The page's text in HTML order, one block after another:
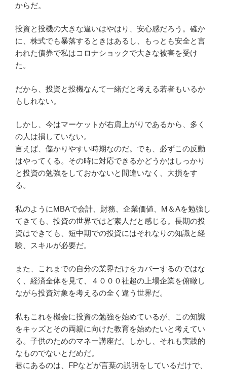
からだ。
投資と投機の大きな違いはやはり、安心感だろう。確か
に、株式でも暴落するときはあるし、もっとも安全と言
われた債券で私はコロナショックで大きな被害を受け
た。
だから、投資と投機なんて一緒だと考える若者もいるか
もしれない。
しかし、今はマーケットが右肩上がりであるから、多く
の人は損していない。
言えば、儲かりやすい時期なのだ。でも、必ずこの反動
はやってくる。その時に対応できるかどうかはしっかり
と投資の勉強をしておかないと間違いなく、大損をす
る。
私のようにMBAで会計、財務、企業価値、M＆Aを勉強し
てきても、投資の世界ではど素人だと感じる。長期の投
資はできても、短中期での投資にはそれなりの知識と経
験、スキルが必要だ。
また、これまでの自分の業界だけをカバーするのではな
く、経済全体を見て、４０００社超の上場企業を俯瞰し
ながら投資対象を考えるの全く違う世界だ。
私もこれを機会に投資の勉強を始めているが、この知識
をキッズとその両親に向けた教育を始めたいと考えてい
る。子供のためのマネー講座だ。しかし、それも実践的
なものでないとだめだ。
巷にあるのは、FPなどが言葉の説明をしているだけで、